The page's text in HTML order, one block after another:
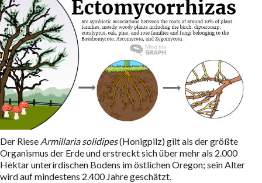
Der Riese Armillaria solidipes(Honigpilz) gilt als der größte
Organismus der Erde und erstreckt sich über mehr als 2.000
Hektar unterirdischen Bodens im östlichen Oregon; sein Alter
wird auf mindestens 2.400 Jahre geschätzt.